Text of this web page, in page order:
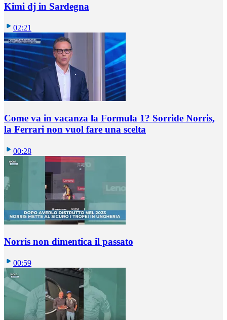
Kimi dj in Sardegna
02:21
Come va in vacanza la Formula 1? Sorride Norris,
la Ferrari non vuol fare una scelta
00:28
Norris non dimentica il passato
00:59